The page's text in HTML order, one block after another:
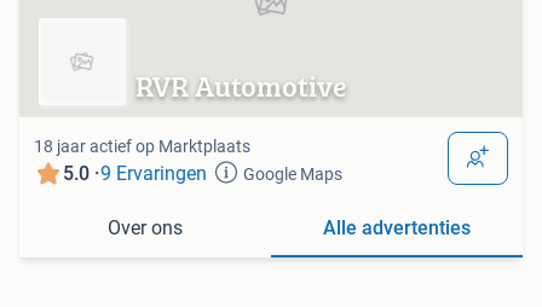
RVR Automotive
18 jaar actief op Marktplaats
5.0 ·9 Ervaringen Google Maps
Over ons Alle advertenties